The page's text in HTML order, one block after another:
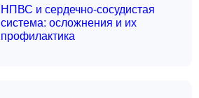
НПВС и сердечно-сосудистая
система: осложнения и их
профилактика